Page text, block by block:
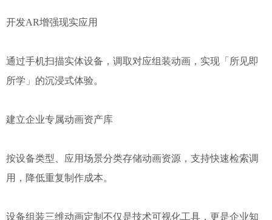
开发AR增强现实应用
通过手机扫描实体设备，调取对应组装动画，实现「所见即
所学」的沉浸式体验。
建立企业专属动画资产库
按设备类型、应用场景分类存储动画资源，支持快速检索调
用，降低重复制作成本。
设备组装三维动画定制不仅是技术可视化工具，更是企业知